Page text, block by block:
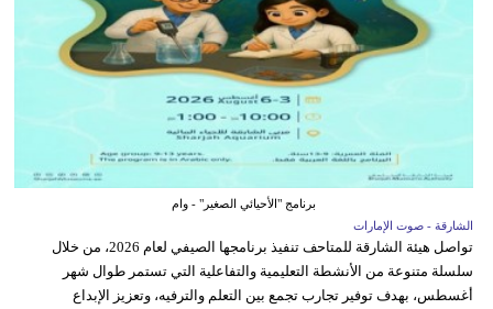
برنامج "الأحيائي الصغير" - وام
الشارقة - صوت الإمارات
تواصل هيئة الشارقة للمتاحف تنفيذ برنامجها الصيفي لعام 2026، من خلال
سلسلة متنوعة من الأنشطة التعليمية والتفاعلية التي تستمر طوال شهر
أغسطس، بهدف توفير تجارب تجمع بين التعلم والترفيه، وتعزيز الإبداع